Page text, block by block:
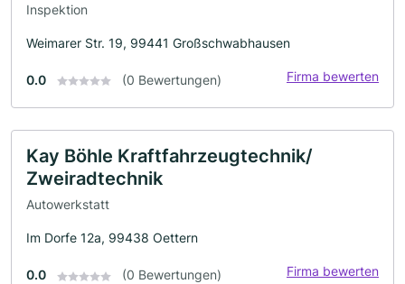
Inspektion
Weimarer Str. 19, 99441 Großschwabhausen
0.0 (0 Bewertungen) Firma bewerten
Kay Böhle Kraftfahrzeugtechnik/
Zweiradtechnik
Autowerkstatt
Im Dorfe 12a, 99438 Oettern
0.0 (0 Bewertungen) Firma bewerten